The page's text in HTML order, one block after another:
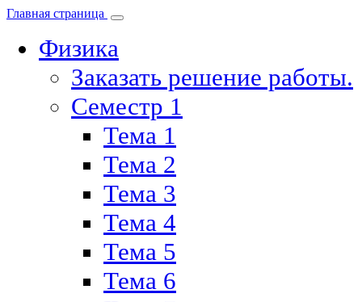
Главная страница
Физика
Заказать решение работы.
Семестр 1
Тема 1
Тема 2
Тема 3
Тема 4
Тема 5
Тема 6